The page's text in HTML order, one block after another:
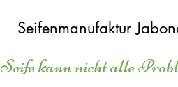
Seifenmanufaktur
Seife kann nicht alle